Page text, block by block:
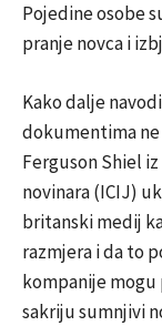
Pojedine osobe
pranje novca i
Kako dalje
dokumentima
Ferguson Shiel
novinara (ICIJ)
britanski medij
razmjera i da to
kompanije
sakriju sumnjivi